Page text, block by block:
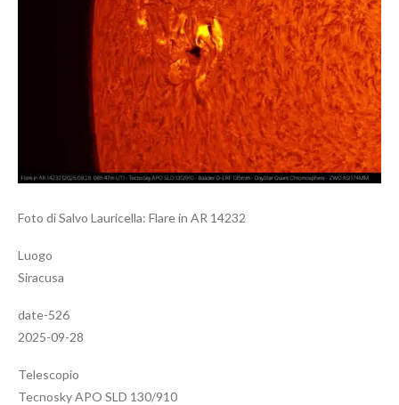
Foto di Salvo Lauricella: Flare in AR 14232
Luogo
Siracusa
date-526
2025-09-28
Telescopio
Tecnosky APO SLD 130/910